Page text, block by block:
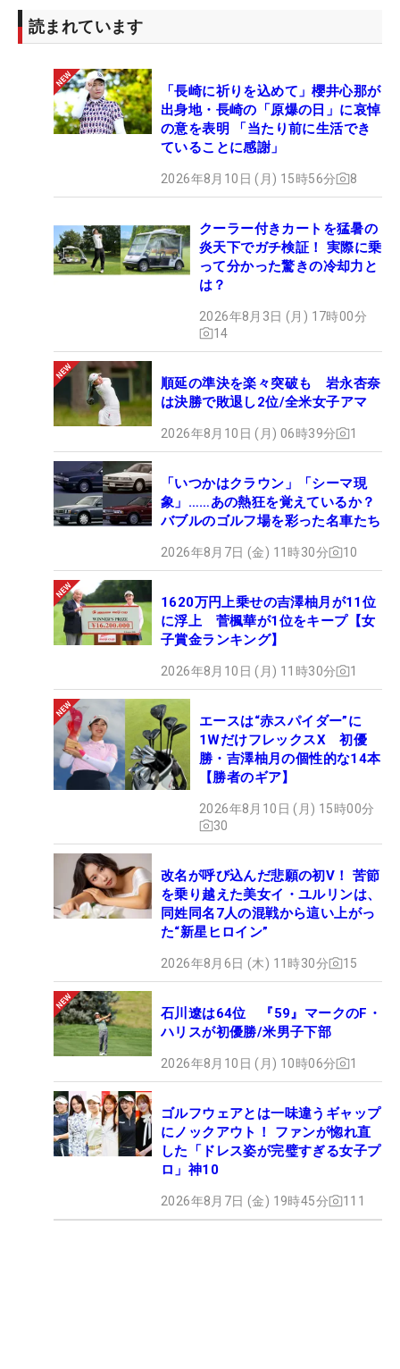
読まれています
「長崎に祈りを込めて」櫻井心那が
出身地・長崎の「原爆の日」に哀悼
の意を表明 「当たり前に生活でき
ていることに感謝」
2026年8月10日 (月) 15時56分 8
クーラー付きカートを猛暑の
炎天下でガチ検証！ 実際に乗
って分かった驚きの冷却力と
は？
2026年8月3日 (月) 17時00分
14
順延の準決を楽々突破も 岩永杏奈
は決勝で敗退し2位/全米女子アマ
2026年8月10日 (月) 06時39分 1
「いつかはクラウン」「シーマ現
象」……あの熱狂を覚えているか？
バブルのゴルフ場を彩った名車たち
2026年8月7日 (金) 11時30分 10
1620万円上乗せの吉澤柚月が11位
に浮上 菅楓華が1位をキープ【女
子賞金ランキング】
2026年8月10日 (月) 11時30分 1
エースは“赤スパイダー”に
1WだけフレックスX 初優
勝・吉澤柚月の個性的な14本
【勝者のギア】
2026年8月10日 (月) 15時00分
30
改名が呼び込んだ悲願の初V！ 苦節
を乗り越えた美女イ・ユルリンは、
同姓同名7人の混戦から這い上がっ
た“新星ヒロイン”
2026年8月6日 (木) 11時30分 15
石川遼は64位 『59』マークのF・
ハリスが初優勝/米男子下部
2026年8月10日 (月) 10時06分 1
ゴルフウェアとは一味違うギャップ
にノックアウト！ ファンが惚れ直
した「ドレス姿が完璧すぎる女子プ
ロ」神10
2026年8月7日 (金) 19時45分 111